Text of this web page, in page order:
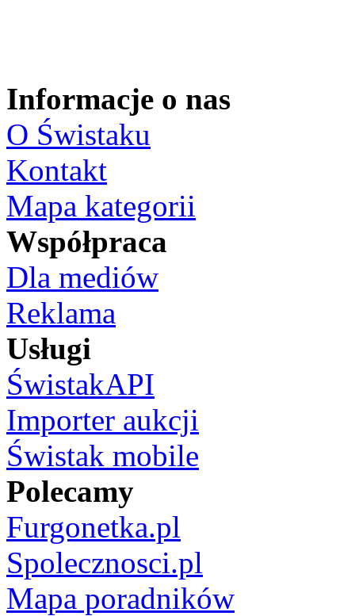
Informacje o nas
O Świstaku
Kontakt
Mapa kategorii
Współpraca
Dla mediów
Reklama
Usługi
ŚwistakAPI
Importer aukcji
Świstak mobile
Polecamy
Furgonetka.pl
Spolecznosci.pl
Mapa poradników